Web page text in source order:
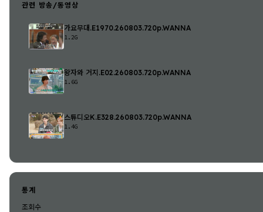
관련 방송/동영상
가요무대.E1970.260803.720p.WANNA
1.2G
왕자와 거지.E02.260803.720p.WANNA
1.6G
스튜디오K.E328.260803.720p.WANNA
1.4G
통계
조회수